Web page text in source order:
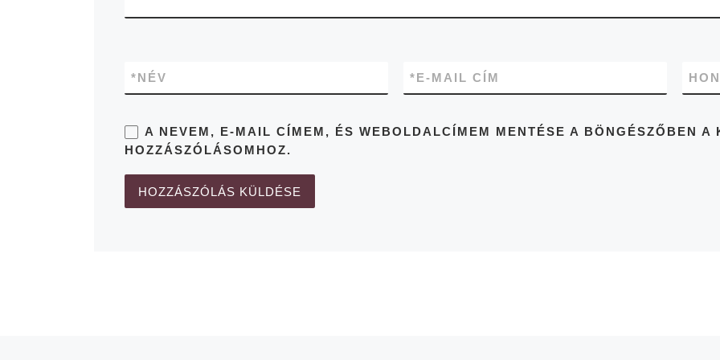
NÉV
* E-MAIL CÍM
*
A NEVEM, E-MAIL CÍMEM, ÉS WEBOLDALCÍMEM MENTÉSE A BÖNGÉSZŐBEN A
HOZZÁSZÓLÁSOMHOZ.